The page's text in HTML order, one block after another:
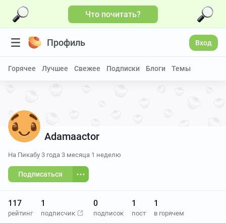
Что почитать?
Профиль Вход
Горячее Лучшее Свежее Подписки Блоги Темы
Adamaactor
На Пикабу 3 года 3 месяца 1 неделю
Подписаться
117
рейтинг
1
подписчик
0
подписок
1
пост
1
в горячем